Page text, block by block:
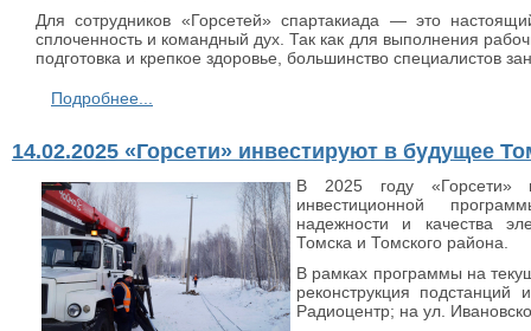
Для сотрудников «Горсетей» спартакиада — это
сплоченность и командный дух. Так как для выполнения
подготовка и крепкое здоровье, большинство специалистов
Подробнее...
14.02.2025 «Горсети» инвестируют в будущее
В 2025 году «Горсети»
инвестиционной
надежности и качества
Томска и Томского района.
В рамках программы на
реконструкция
Радиоцентр; на ул.